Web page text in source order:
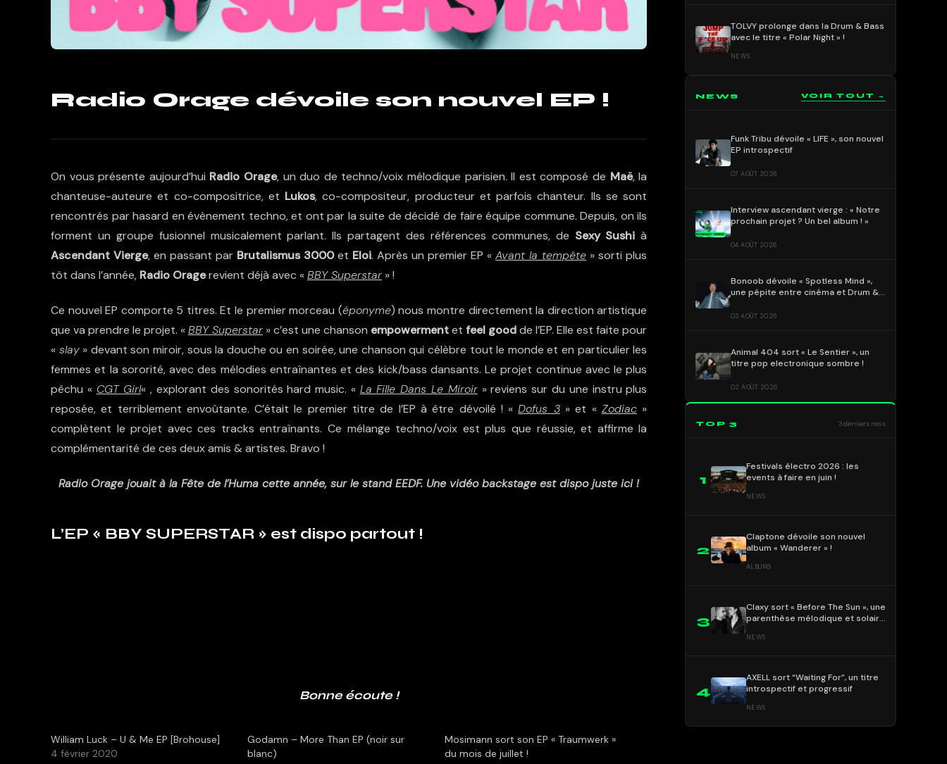
Radio Orage dévoile son nouvel EP !
On vous présente aujourd’hui Radio Orage, un duo de techno/voix mélodique parisien. Il est composé de Maë, la
chanteuse-auteure et co-compositrice, et Lukos, co-compositeur, producteur et parfois chanteur. Ils se sont
rencontrés par hasard en évènement techno, et ont par la suite de décidé de faire équipe commune. Depuis, on ils
forment un groupe fusionnel musicalement parlant. Ils partagent des références communes, de Sexy Sushi à
Ascendant Vierge, en passant par Brutalismus 3000et Eloi. Après un premier EP «Avant la tempête » sorti plus
tôt dans l’année, Radio Oragerevient déjà avec «BBY Superstar » !
Ce nouvel EP comporte 5 titres. Et le premier morceau (éponyme) nous montre directement la direction artistique
que va prendre le projet. «BBY Superstar » c’est une chanson empowermentetfeel goodde l’EP. Elle est faite pour
« slay» devant son miroir, sous la douche ou en soirée, une chanson qui célèbre tout le monde et en particulier les
femmes et la sororité, avec des mélodies entraînantes et des kick/bass dansants. Le projet continue avec le plus
pêchu « CGT Girl« , explorant des sonorités hard music. « La Fille Dans Le Miroir» reviens sur du une instru plus
reposée, et terriblement envoûtante. C’était le premier titre de l’EP à être dévoilé ! «Dofus 3» et « Zodiac»
complètent le projet avec ces tracks entraînants. Ce mélange techno/voix est plus que réussie, et affirme la
complémentarité de ces deux amis & artistes. Bravo !
Radio Orage jouait à la Fête de l’Huma cette année, sur le stand EEDF. Une vidéo backstage est dispo juste ici !
L’EP « BBY SUPERSTAR » est dispo partout !
Bonne écoute !
William Luck – U & Me EP [Brohouse]
4 février 2020
Godamn – More Than EP (noir sur
blanc)
Mosimann sort son EP « Traumwerk »
du mois de juillet !
TOLVY prolonge dans la Drum & Bass
avec le titre « Polar Night » !
NEWS
NEWS VOIR TOUT →
Funk Tribu dévoile « LIFE », son nouvel
EP introspectif
07 AOÛT 2026
Interview ascendant vierge : « Notre
prochain projet ? Un bel album ! »
04 AOÛT 2026
Bonoob dévoile « Spotless Mind »,
une pépite entre cinéma et Drum &
03 AOÛT 2026
Animal 404 sort « Le Sentier », un
titre pop electronique sombre !
02 AOÛT 2026
TOP 3 3 derniers mois
1
Festivals électro 2026 : les
events à faire en juin !
NEWS
2
Claptone dévoile son nouvel
album « Wanderer » !
ALBUMS
3
Claxy sort « Before The Sun », une
parenthèse mélodique et solaire
NEWS
4
AXELL sort “Waiting For”, un titre
introspectif et progressif
NEWS